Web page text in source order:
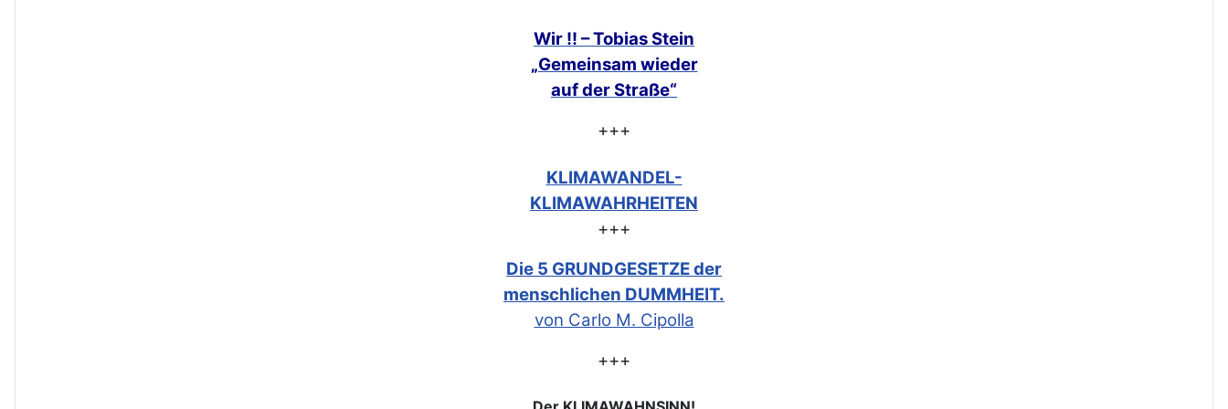
Wir !! – Tobias Stein
„Gemeinsam wieder
auf der Straße“
+++
KLIMAWANDEL-
KLIMAWAHRHEITEN
+++
Die 5 GRUNDGESETZE der
menschlichen DUMMHEIT.
von Carlo M. Cipolla
+++